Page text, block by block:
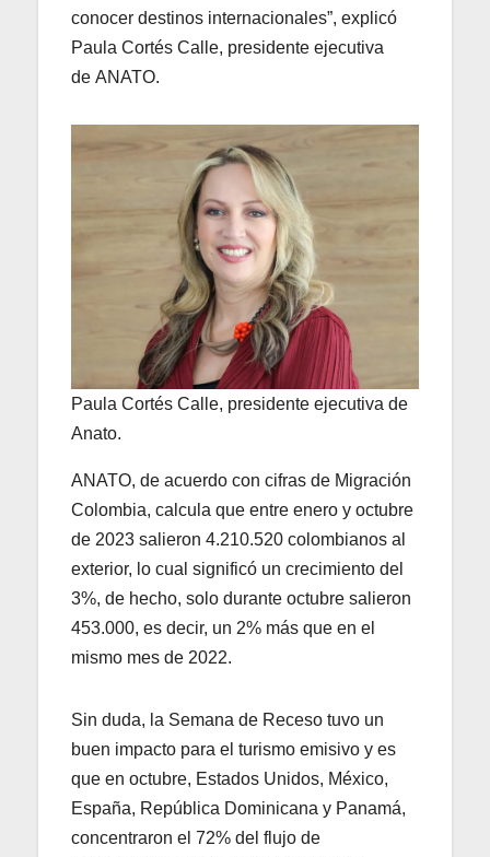
conocer destinos internacionales”, explicó
Paula Cortés Calle, presidente ejecutiva
de ANATO.
Paula Cortés Calle, presidente ejecutiva de
Anato.
ANATO, de acuerdo con cifras de Migración
Colombia, calcula que entre enero y octubre
de 2023 salieron 4.210.520 colombianos al
exterior, lo cual significó un crecimiento del
3%, de hecho, solo durante octubre salieron
453.000, es decir, un 2% más que en el
mismo mes de 2022.
Sin duda, la Semana de Receso tuvo un
buen impacto para el turismo emisivo y es
que en octubre, Estados Unidos, México,
España, República Dominicana y Panamá,
concentraron el 72% del flujo de